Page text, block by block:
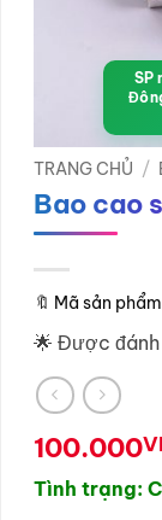
SP
TRANG CHỦ /
Bao cao
🔖 Mã sản
🌟 Được
100.000
Tình trạng: